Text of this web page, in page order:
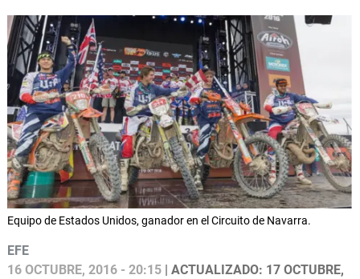
Equipo de Estados Unidos, ganador en el Circuito de Navarra.
EFE
16 OCTUBRE, 2016 - 20:15 | ACTUALIZADO: 17 OCTUBRE,